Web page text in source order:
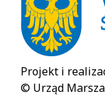
Projekt i
© Urząd